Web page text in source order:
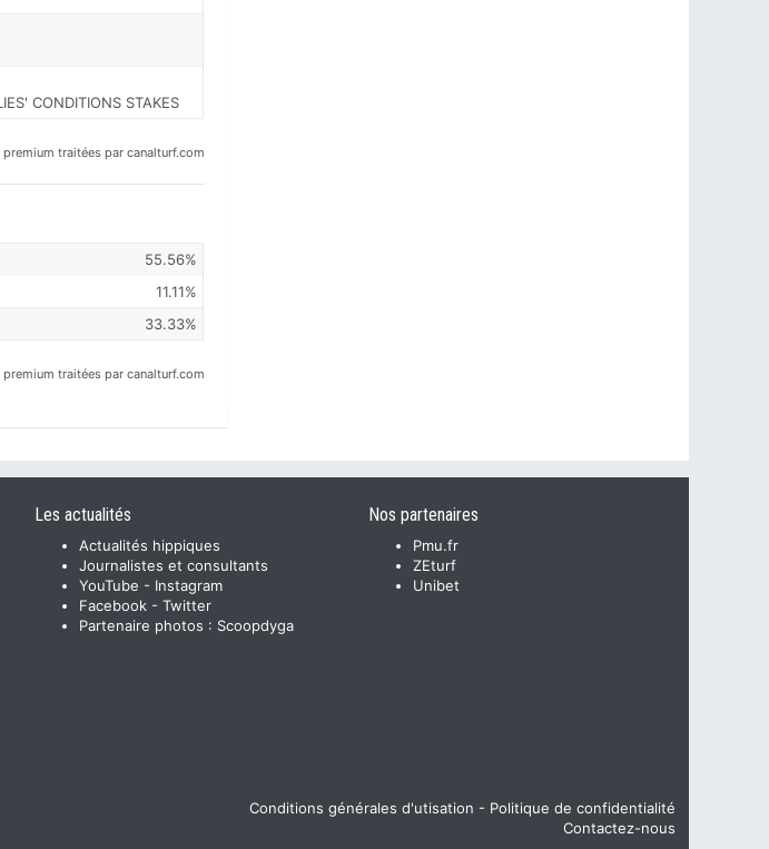
CONDITIONS STAKES
traitées par canalturf.com
55.56%
11.11%
33.33%
traitées par canalturf.com
Les actualités
Actualités hippiques
Journalistes et consultants
YouTube - Instagram
Facebook - Twitter
Partenaire photos : Scoopdyga
Nos partenaires
Pmu.fr
ZEturf
Unibet
Conditions générales d'utisation - Politique de confidentialité
Contactez-nous